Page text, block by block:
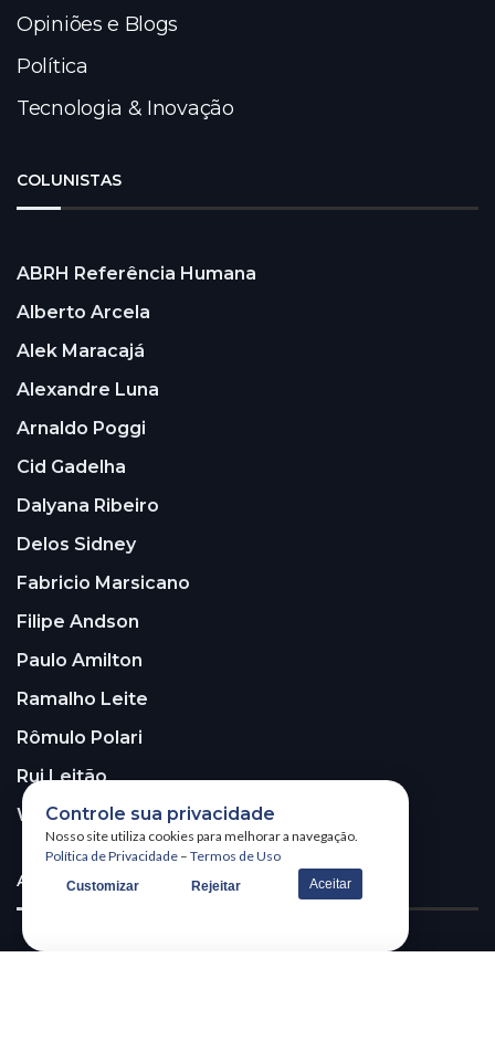
Opiniões e Blogs
Política
Tecnologia & Inovação
COLUNISTAS
ABRH Referência Humana
Alberto Arcela
Alek Maracajá
Alexandre Luna
Arnaldo Poggi
Cid Gadelha
Dalyana Ribeiro
Delos Sidney
Fabricio Marsicano
Filipe Andson
Paulo Amilton
Ramalho Leite
Rômulo Polari
Rui Leitão
Walter Santos
ASSINE A NOSSA NEWSLETTER!
Controle sua privacidade
Nosso site utiliza cookies para melhorar a navegação.
Política de Privacidade – Termos de Uso
Customizar Rejeitar Aceitar